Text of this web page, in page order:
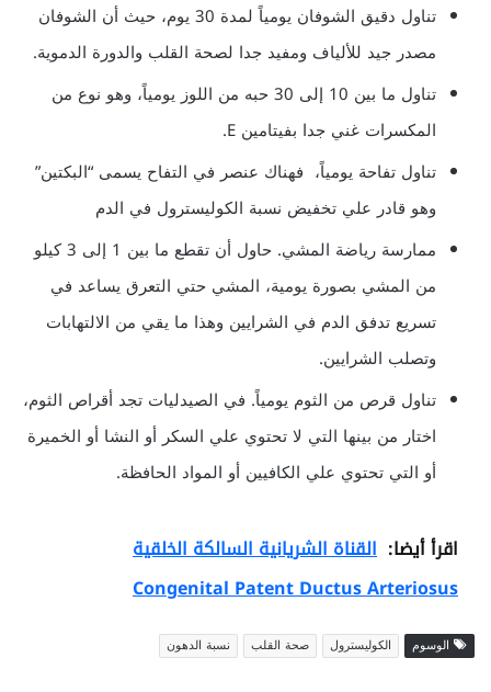
تناول دقيق الشوفان يومياً لمدة 30 يوم، حيث أن الشوفان
مصدر جيد للألياف ومفيد جدا لصحة القلب والدورة الدموية.
تناول ما بين 10 إلى 30 حبه من اللوز يومياً، وهو نوع من
المكسرات غني جدا بفيتامين E.
تناول تفاحة يومياً، فهناك عنصر في التفاح يسمى “البكتين”
وهو قادر علي تخفيض نسبة الكوليسترول في الدم
ممارسة رياضة المشي. حاول أن تقطع ما بين 1 إلى 3 كيلو
من المشي بصورة يومية، المشي حتي التعرق يساعد في
تسريع تدفق الدم في الشرايين وهذا ما يقي من الالتهابات
وتصلب الشرايين.
تناول قرص من الثوم يومياً. في الصيدليات تجد أقراص الثوم،
اختار من بينها التي لا تحتوي علي السكر أو النشا أو الخميرة
أو التي تحتوي علي الكافيين أو المواد الحافظة.
اقرأ أيضا: القناة الشريانية السالكة الخلقية
Congenital Patent Ductus Arteriosus
الوسوم الكوليسترول صحة القلب نسبة الدهون